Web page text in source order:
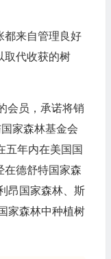
都来自管理良好
取代收获的树
会员，承诺将销
家森林基金会
五年内在美国国
在德舒特国家森
昂国家森林、斯
家森林中种植树